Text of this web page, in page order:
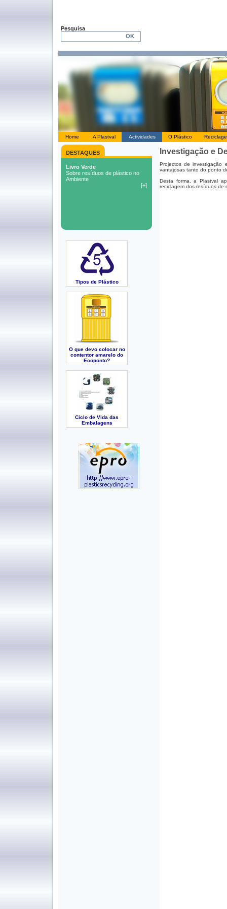
Pesquisa
Home A Plastval Actividades O Plástico
DESTAQUES
Tipos de Plástico
O que devo colocar no
contentor amarelo do
Ecoponto?
Ciclo de Vida das
Embalagens
Investigação e
Projectos de investigação
vantajosas tanto do ponto
Desta forma, a Plastval
reciclagem dos resíduos de